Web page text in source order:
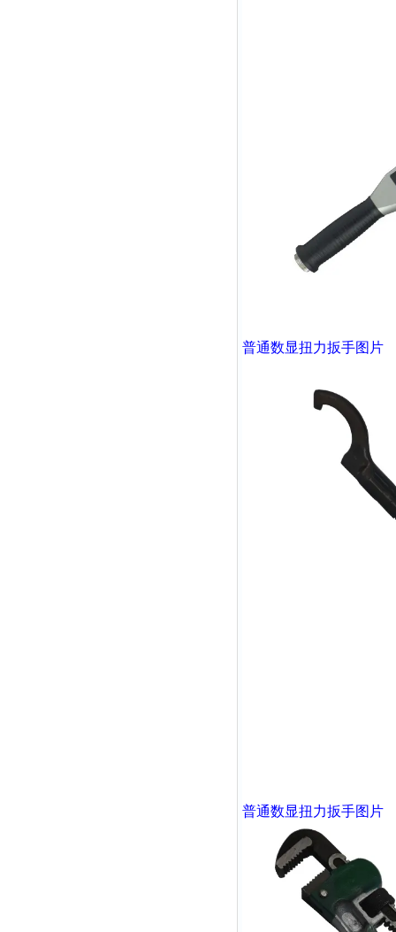
普通数显扭力扳手图片
普通数显扭力扳手图片